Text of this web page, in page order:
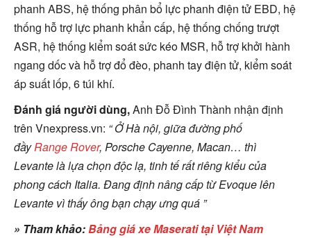
phanh ABS, hệ thống phân bổ lực phanh điện tử EBD, hệ
thống hỗ trợ lực phanh khẩn cấp, hệ thống chống trượt
ASR, hệ thống kiểm soát sức kéo MSR, hỗ trợ khởi hành
ngang dốc và hỗ trợ đổ đèo, phanh tay điện tử, kiểm soát
áp suất lốp, 6 túi khí.
Đánh giá người dùng,Anh Đỗ Đình Thành nhận định
trên Vnexpress.vn: “ Ở Hà nội, giữa đường phố
đầyRange Rover, Porsche Cayenne, Macan… thì
Levante là lựa chọn độc lạ, tinh tế rất riêng kiểu của
phong cách Italia. Đang định nâng cấp từ Evoque lên
Levante vì thấy ông bạn chạy ưng quá ”
» Tham khảo:Bảng giá xe Maserati tại Việt Nam